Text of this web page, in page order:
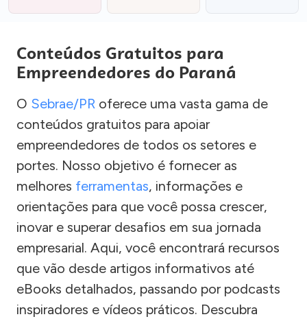
Conteúdos Gratuitos para
Empreendedores do Paraná
O Sebrae/PR oferece uma vasta gama de
conteúdos gratuitos para apoiar
empreendedores de todos os setores e
portes. Nosso objetivo é fornecer as
melhores ferramentas, informações e
orientações para que você possa crescer,
inovar e superar desafios em sua jornada
empresarial. Aqui, você encontrará recursos
que vão desde artigos informativos até
eBooks detalhados, passando por podcasts
inspiradores e vídeos práticos. Descubra